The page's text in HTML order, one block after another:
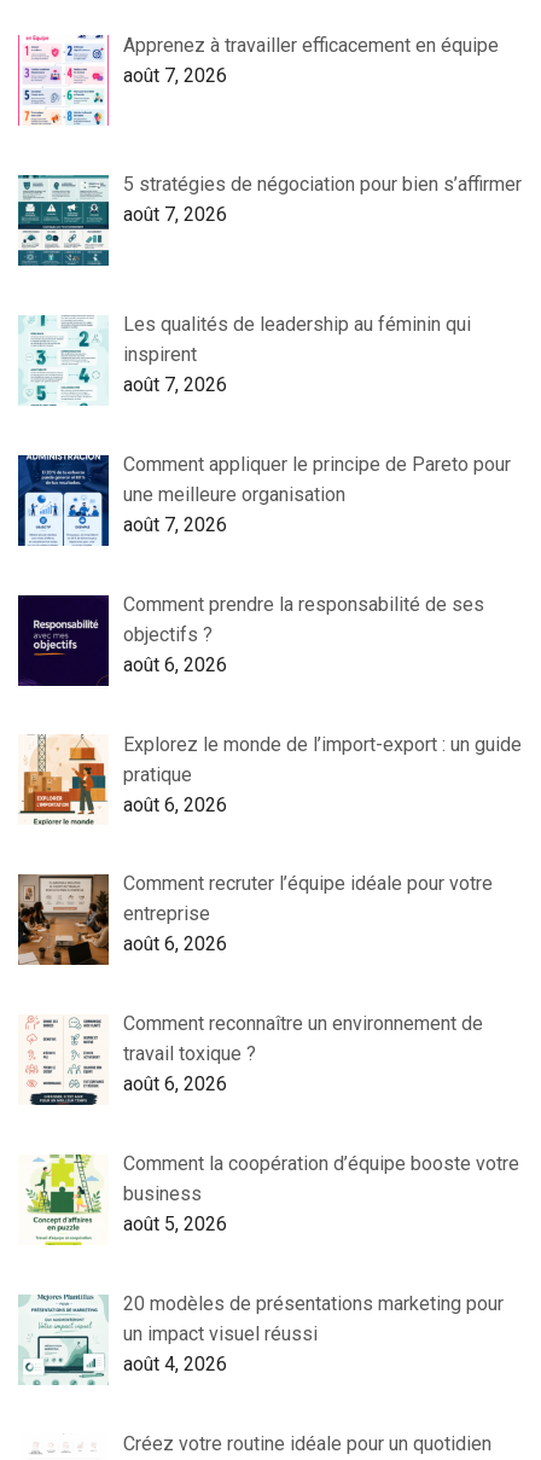
Apprenez à travailler efficacement en équipe
août 7, 2026
5 stratégies de négociation pour bien s’affirmer
août 7, 2026
Les qualités de leadership au féminin qui
inspirent
août 7, 2026
Comment appliquer le principe de Pareto pour
une meilleure organisation
août 7, 2026
Comment prendre la responsabilité de ses
objectifs ?
août 6, 2026
Explorez le monde de l’import-export : un guide
pratique
août 6, 2026
Comment recruter l’équipe idéale pour votre
entreprise
août 6, 2026
Comment reconnaître un environnement de
travail toxique ?
août 6, 2026
Comment la coopération d’équipe booste votre
business
août 5, 2026
20 modèles de présentations marketing pour
un impact visuel réussi
août 4, 2026
Créez votre routine idéale pour un quotidien